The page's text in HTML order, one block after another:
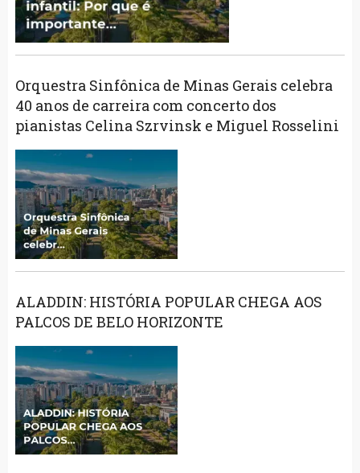
Orquestra Sinfônica de Minas Gerais celebra
40 anos de carreira com concerto dos
pianistas Celina Szrvinsk e Miguel Rosselini
ALADDIN: HISTÓRIA POPULAR CHEGA AOS
PALCOS DE BELO HORIZONTE